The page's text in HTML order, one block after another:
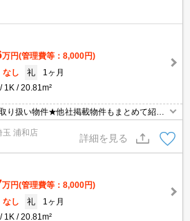
万円(管理費等：8,000円)
なし 礼
1ヶ月
1K 20.81m²
り扱い物件★他社掲載物件もまとめて紹介
の面談＆見学も対応
玉 浦和店
詳細を見る
万円(管理費等：8,000円)
なし 礼
1ヶ月
1K 20.81m²